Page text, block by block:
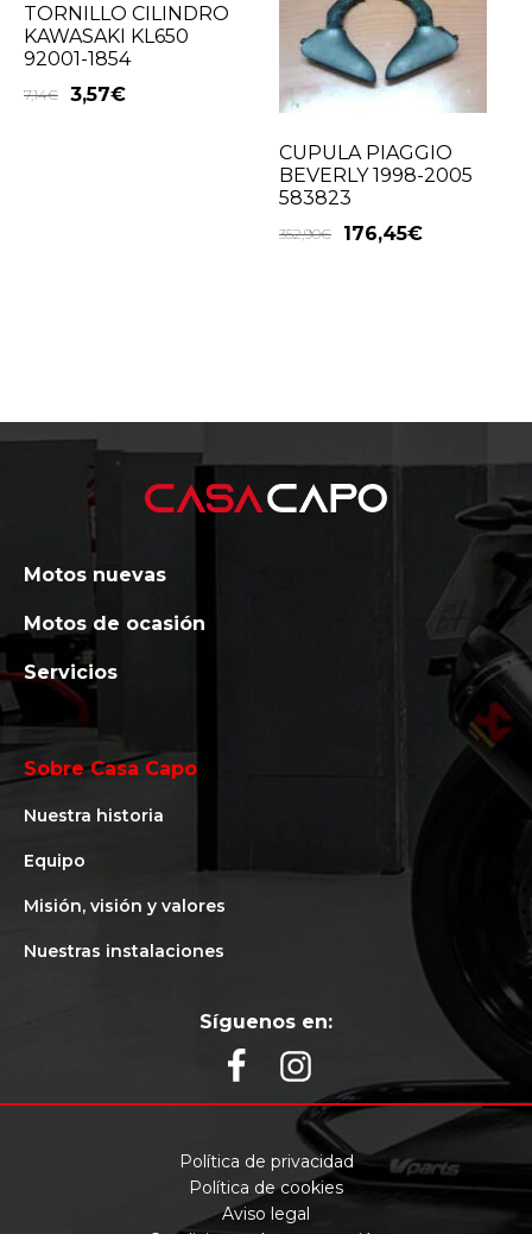
TORNILLO CILINDRO
KAWASAKI KL650
92001-1854
7,14€ 3,57€
CUPULA PIAGGIO
BEVERLY 1998-2005
583823
352,90€ 176,45€
Motos nuevas
Motos de ocasión
Servicios
Sobre Casa Capo
Nuestra historia
Equipo
Misión, visión y valores
Nuestras instalaciones
Síguenos en:
Política de privacidad
Política de cookies
Aviso legal